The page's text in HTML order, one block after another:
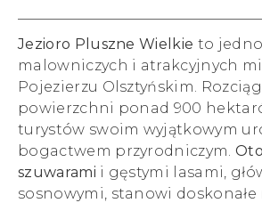
Jezioro Pluszne Wielkie to
malowniczych i atrakcyjnych
Pojezierzu Olsztyńskim.
powierzchni ponad 900
turystów swoim wyjątkowym
bogactwem przyrodniczym.
szuwarami i gęstymi lasami,
sosnowymi, stanowi doskonałe